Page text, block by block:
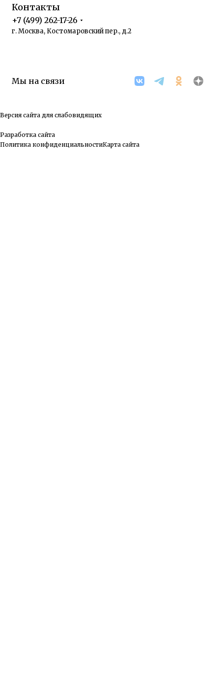
Контакты
+7 (499) 262-17-26
г. Москва, Костомаровский пер., д.2
Мы на связи
Версия сайта для слабовидящих
Разработка сайта
Политика конфиденциальностиКарта сайта